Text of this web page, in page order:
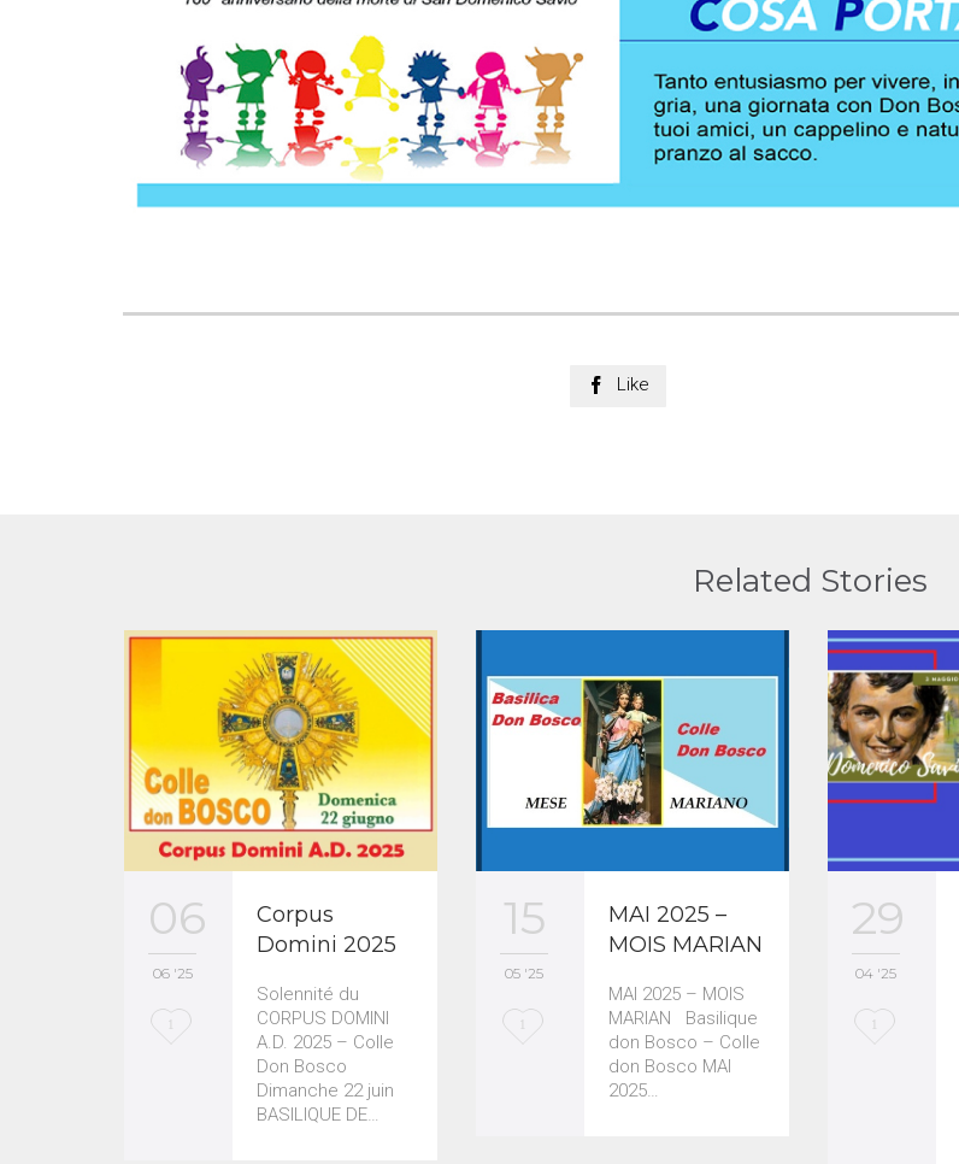
 Like
Related Stories
06
06 '25
L1
Corpus
Domini 2025
Solennité du
CORPUS DOMINI
A.D. 2025 – Colle
Don Bosco
Dimanche 22 juin
BASILIQUE DE…
15
05 '25
L
MAI 2025 –
MOIS MARIAN
MAI 2025 – MOIS
MARIAN Basilique
don Bosco – Colle
don Bosco MAI
2025…
29
04 '25
L1